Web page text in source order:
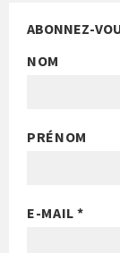
ABONNEZ-
NOM
PRÉNOM
E-MAIL*